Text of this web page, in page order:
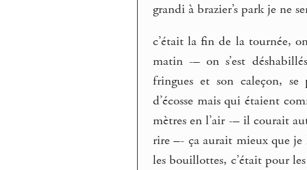
grandi à brazier’s park je ne
c’était la fin de la tournée,
matin -– on s’est
fringues et son caleçon, se
d’écosse mais qui étaient
mètres en l’air -– il courait
rire –- ça aurait mieux que je
les bouillottes, c’était pour